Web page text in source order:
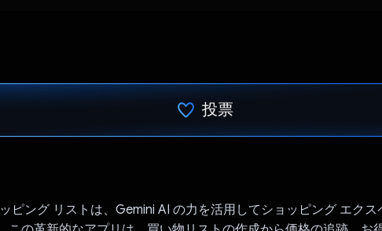
投票
ピング リストは、Gemini AI の力を活用してショッピング エク